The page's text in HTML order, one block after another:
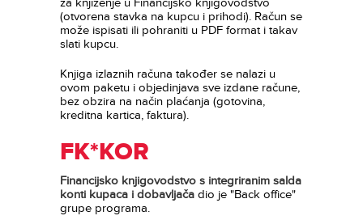
za knjiženje u Financijsko knjigovodstvo
(otvorena stavka na kupcu i prihodi). Račun se
može ispisati ili pohraniti u PDF format i takav
slati kupcu.
Knjiga izlaznih računa također se nalazi u
ovom paketu i objedinjava sve izdane račune,
bez obzira na način plaćanja (gotovina,
kreditna kartica, faktura).
FK*KOR
Financijsko knjigovodstvo s integriranim salda
konti kupaca i dobavljača dio je "Back office"
grupe programa.